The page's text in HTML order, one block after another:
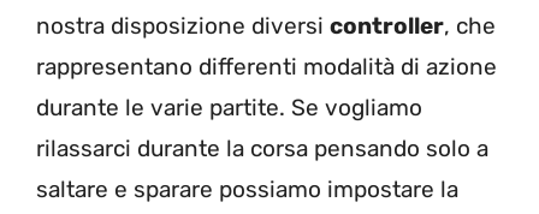
nostra disposizione diversi controller, che
rappresentano differenti modalità di azione
durante le varie partite. Se vogliamo
rilassarci durante la corsa pensando solo a
saltare e sparare possiamo impostare la